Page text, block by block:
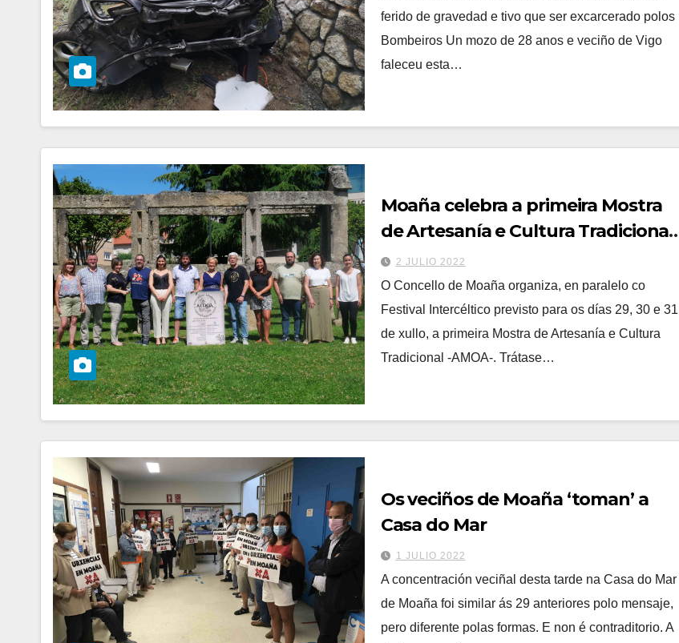
ferido de gravedad e tivo que ser excarcerado polos
Bombeiros Un mozo de 28 anos e veciño de Vigo
faleceu esta…
Moaña celebra a primeira Mostra
de Artesanía e Cultura Tradicional
AMOA
2 JULIO 2022
O Concello de Moaña organiza, en paralelo co
Festival Intercéltico previsto para os días 29, 30 e 31
de xullo, a primeira Mostra de Artesanía e Cultura
Tradicional -AMOA-. Trátase…
Os veciños de Moaña ‘toman’ a
Casa do Mar
1 JULIO 2022
A concentración veciñal desta tarde na Casa do Mar
de Moaña foi similar ás 29 anteriores polo mensaje,
pero diferente polas formas. E non é contraditorio. A